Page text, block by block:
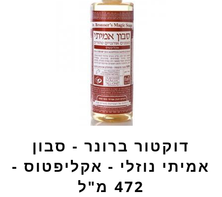
דוקטור ברונר - סבון
אמיתי נוזלי - אקליפטוס -
472 מ"ל